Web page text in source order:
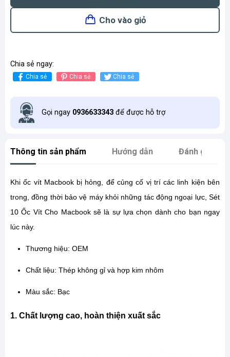
Cho vào giỏ
Chia sẻ ngay:
Chia sẻ Chia sẻ Chia sẻ
Gọi ngay 0936633343 để được hỗ trợ
Thông tin sản phẩm Hướng dẫn Đánh giá
Khi ốc vít Macbook bị hỏng, để củng cố vị trí các linh kiện bên
trong, đồng thời bảo vệ máy khỏi những tác động ngoại lực, Sét
10 Ốc Vít Cho Macbook sẽ là sự lựa chọn dành cho bạn ngay
lúc này.
Thương hiệu: OEM
Chất liệu: Thép không gỉ và hợp kim nhôm
Màu sắc: Bạc
1. Chất lượng cao, hoàn thiện xuất sắc